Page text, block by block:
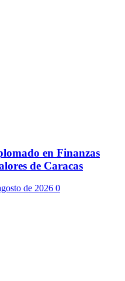
en Finanzas
de Caracas
de 2026 0